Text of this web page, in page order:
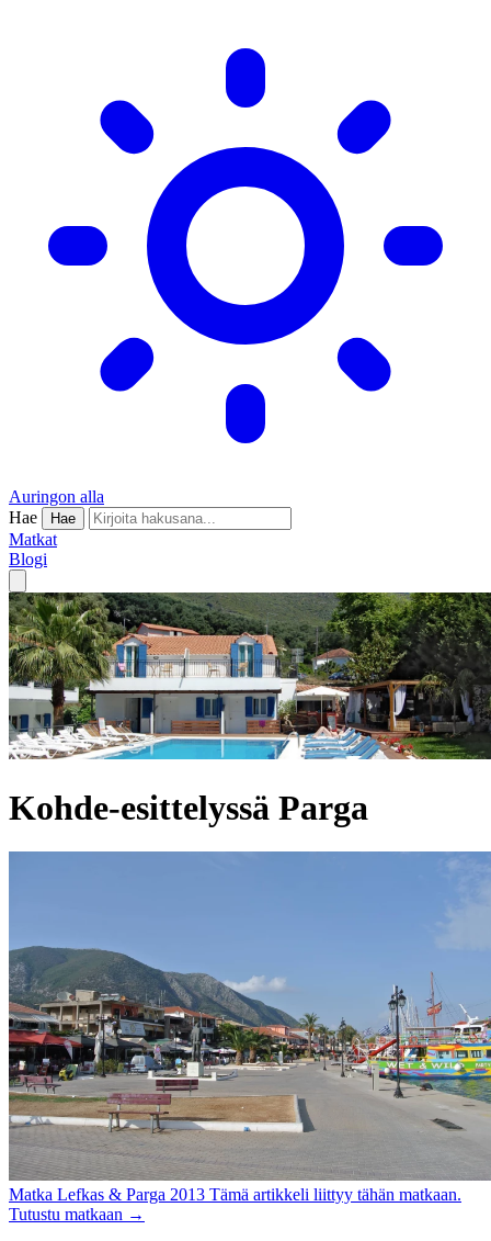
Auringon alla
Hae
Hae
Matkat
Blogi
Kohde-esittelyssä Parga
Matka Lefkas & Parga 2013 Tämä artikkeli liittyy tähän matkaan.
Tutustu matkaan →